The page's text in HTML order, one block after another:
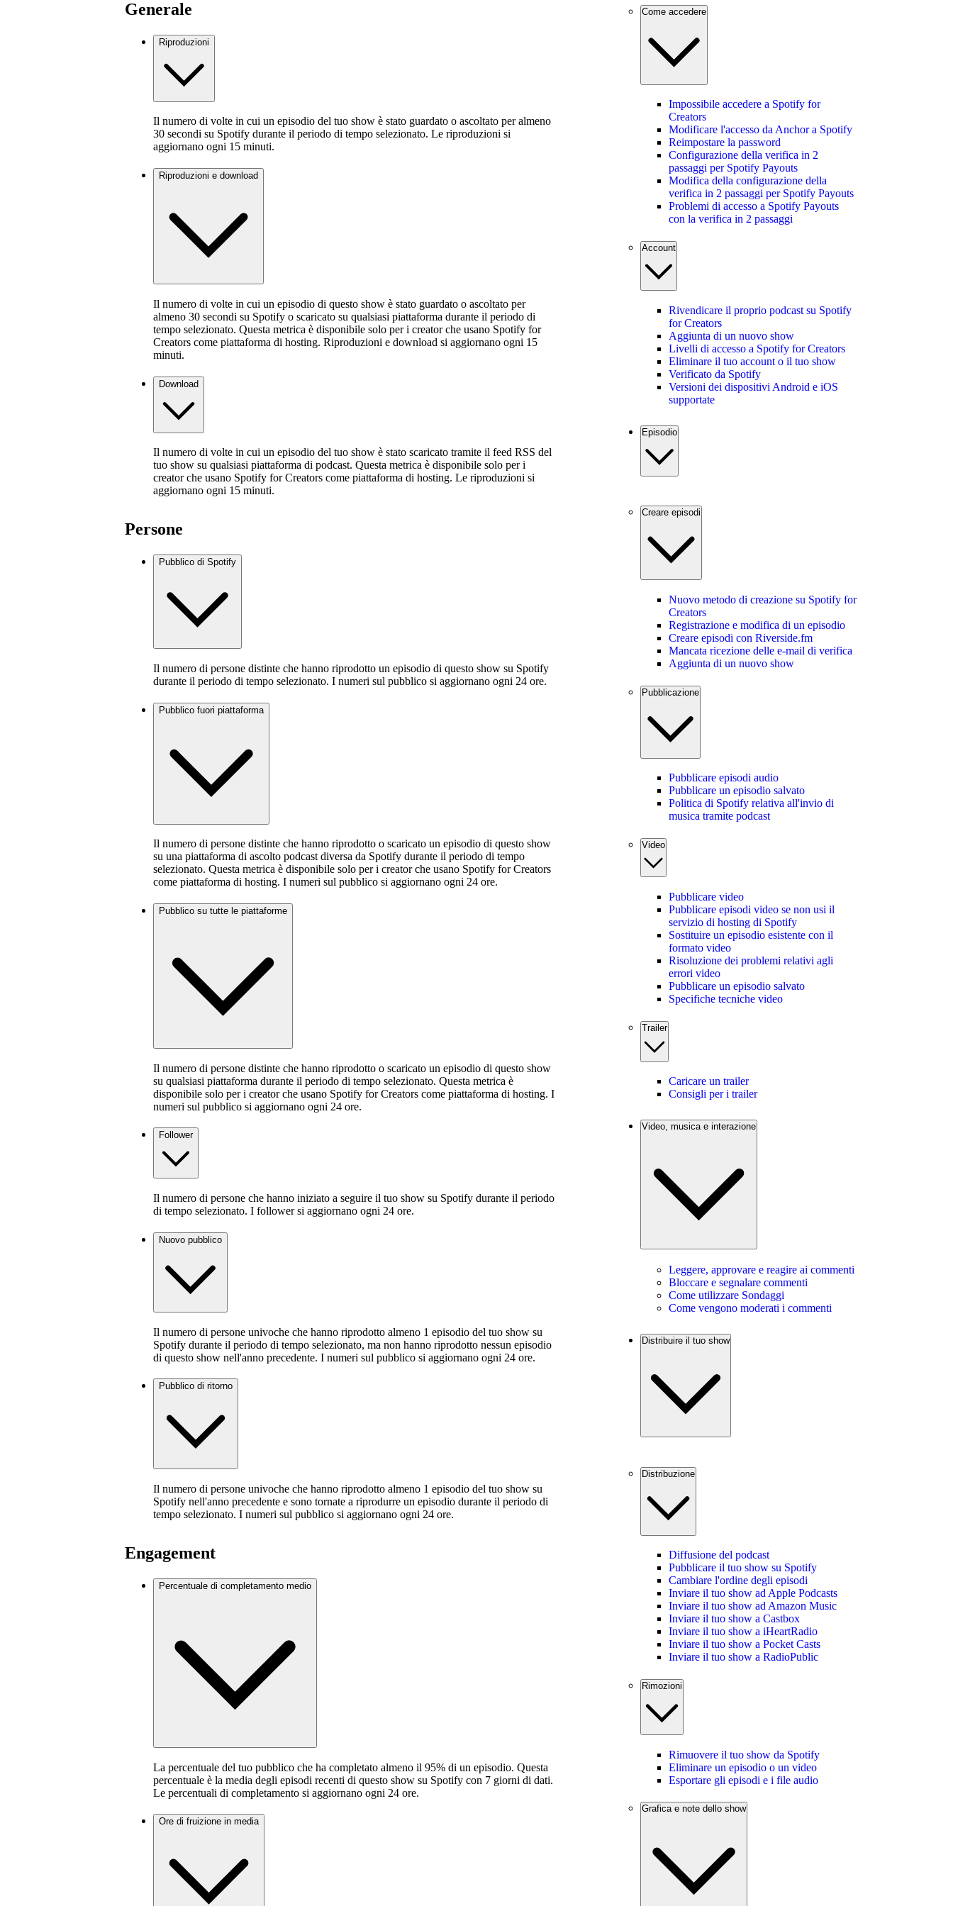
Generale
Riproduzioni
Il numero di volte in cui un episodio del tuo show è stato guardato o ascoltato per almeno
30 secondi su Spotify durante il periodo di tempo selezionato. Le riproduzioni si
aggiornano ogni 15 minuti.
Riproduzioni e download
Il numero di volte in cui un episodio di questo show è stato guardato o ascoltato per
almeno 30 secondi su Spotify o scaricato su qualsiasi piattaforma durante il periodo di
tempo selezionato. Questa metrica è disponibile solo per i creator che usano Spotify for
Creators come piattaforma di hosting. Riproduzioni e download si aggiornano ogni 15
minuti.
Download
Il numero di volte in cui un episodio del tuo show è stato scaricato tramite il feed RSS del
tuo show su qualsiasi piattaforma di podcast. Questa metrica è disponibile solo per i
creator che usano Spotify for Creators come piattaforma di hosting. Le riproduzioni si
aggiornano ogni 15 minuti.
Persone
Pubblico di Spotify
Il numero di persone distinte che hanno riprodotto un episodio di questo show su Spotify
durante il periodo di tempo selezionato. I numeri sul pubblico si aggiornano ogni 24 ore.
Pubblico fuori piattaforma
Il numero di persone distinte che hanno riprodotto o scaricato un episodio di questo show
su una piattaforma di ascolto podcast diversa da Spotify durante il periodo di tempo
selezionato. Questa metrica è disponibile solo per i creator che usano Spotify for Creators
come piattaforma di hosting. I numeri sul pubblico si aggiornano ogni 24 ore.
Pubblico su tutte le piattaforme
Il numero di persone distinte che hanno riprodotto o scaricato un episodio di questo show
su qualsiasi piattaforma durante il periodo di tempo selezionato. Questa metrica è
disponibile solo per i creator che usano Spotify for Creators come piattaforma di hosting. I
numeri sul pubblico si aggiornano ogni 24 ore.
Follower
Il numero di persone che hanno iniziato a seguire il tuo show su Spotify durante il periodo
di tempo selezionato. I follower si aggiornano ogni 24 ore.
Nuovo pubblico
Il numero di persone univoche che hanno riprodotto almeno 1 episodio del tuo show su
Spotify durante il periodo di tempo selezionato, ma non hanno riprodotto nessun episodio
di questo show nell'anno precedente. I numeri sul pubblico si aggiornano ogni 24 ore.
Pubblico di ritorno
Il numero di persone univoche che hanno riprodotto almeno 1 episodio del tuo show su
Spotify nell'anno precedente e sono tornate a riprodurre un episodio durante il periodo di
tempo selezionato. I numeri sul pubblico si aggiornano ogni 24 ore.
Engagement
Percentuale di completamento medio
La percentuale del tuo pubblico che ha completato almeno il 95% di un episodio. Questa
percentuale è la media degli episodi recenti di questo show su Spotify con 7 giorni di dati.
Le percentuali di completamento si aggiornano ogni 24 ore.
Ore di fruizione in media
Come accedere
Impossibile accedere a Spotify for
Creators
Modificare l'accesso da Anchor a Spotify
Reimpostare la password
Configurazione della verifica in 2
passaggi per Spotify Payouts
Modifica della configurazione della
verifica in 2 passaggi per Spotify Payouts
Problemi di accesso a Spotify Payouts
con la verifica in 2 passaggi
Account
Rivendicare il proprio podcast su Spotify
for Creators
Aggiunta di un nuovo show
Livelli di accesso a Spotify for Creators
Eliminare il tuo account o il tuo show
Verificato da Spotify
Versioni dei dispositivi Android e iOS
supportate
Episodio
Creare episodi
Nuovo metodo di creazione su Spotify for
Creators
Registrazione e modifica di un episodio
Creare episodi con Riverside.fm
Mancata ricezione delle e-mail di verifica
Aggiunta di un nuovo show
Pubblicazione
Pubblicare episodi audio
Pubblicare un episodio salvato
Politica di Spotify relativa all'invio di
musica tramite podcast
Video
Pubblicare video
Pubblicare episodi video se non usi il
servizio di hosting di Spotify
Sostituire un episodio esistente con il
formato video
Risoluzione dei problemi relativi agli
errori video
Pubblicare un episodio salvato
Specifiche tecniche video
Trailer
Caricare un trailer
Consigli per i trailer
Video, musica e interazione
Leggere, approvare e reagire ai commenti
Bloccare e segnalare commenti
Come utilizzare Sondaggi
Come vengono moderati i commenti
Distribuire il tuo show
Distribuzione
Diffusione del podcast
Pubblicare il tuo show su Spotify
Cambiare l'ordine degli episodi
Inviare il tuo show ad Apple Podcasts
Inviare il tuo show ad Amazon Music
Inviare il tuo show a Castbox
Inviare il tuo show a iHeartRadio
Inviare il tuo show a Pocket Casts
Inviare il tuo show a RadioPublic
Rimozioni
Rimuovere il tuo show da Spotify
Eliminare un episodio o un video
Esportare gli episodi e i file audio
Grafica e note dello show